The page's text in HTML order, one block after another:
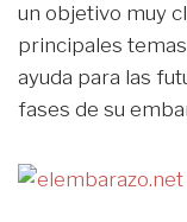
un objetivo muy
principales
ayuda para las
fases de su